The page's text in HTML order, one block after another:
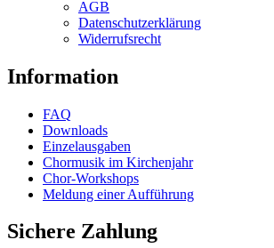
be
chosen
on
product
AGB
Datenschutzerklärung
Widerrufsrecht
Information
FAQ
Downloads
Einzelausgaben
Chormusik im Kirchenjahr
Chor-Workshops
Meldung einer Aufführung
Sichere Zahlung